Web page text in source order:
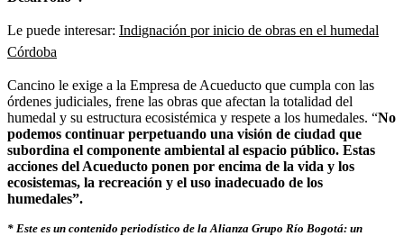
Le puede interesar: Indignación por inicio de obras en el humedal
Córdoba
Cancino le exige a la Empresa de Acueducto que cumpla con las
órdenes judiciales, frene las obras que afectan la totalidad del
humedal y su estructura ecosistémica y respete a los humedales. “No
podemos continuar perpetuando una visión de ciudad que
subordina el componente ambiental al espacio público. Estas
acciones del Acueducto ponen por encima de la vida y los
ecosistemas, la recreación y el uso inadecuado de los
humedales”.
* Este es un contenido periodístico de la Alianza Grupo Río Bogotá: un